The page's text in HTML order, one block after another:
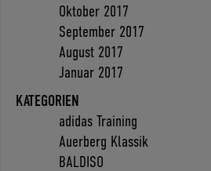
Oktober 2017
September 2017
August 2017
Januar 2017
KATEGORIEN
adidas Training
Auerberg Klassik
BALDISO